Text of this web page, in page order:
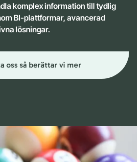
komplex information till tydlig
BI-plattformar, avancerad
lösningar.
oss så berättar vi mer